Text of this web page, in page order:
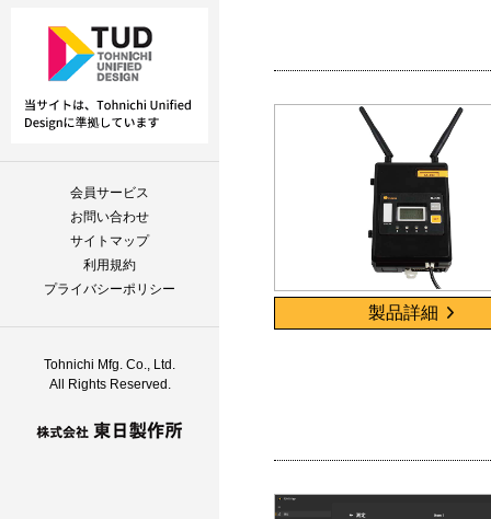
会員サービス
お問い合わせ
サイトマップ
利用規約
プライバシーポリシー
Tohnichi Mfg. Co., Ltd.
All Rights Reserved.
製品詳細